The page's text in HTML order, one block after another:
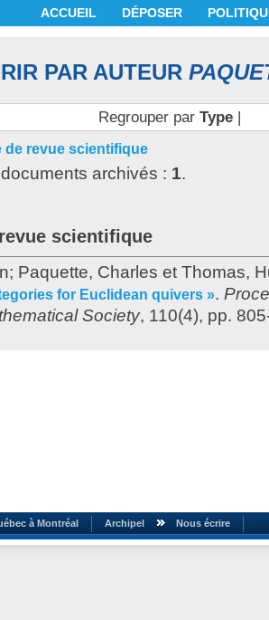
ACCUEIL DÉPOSER
PAR AUTEUR
Regrouper par Type|
de revue scientifique
archivés : 1.
scientifique
; Paquette, Charles et Thomas,
for Euclidean quivers ».
Society, 110(4), pp.
à Montréal Archipel Nous écrire